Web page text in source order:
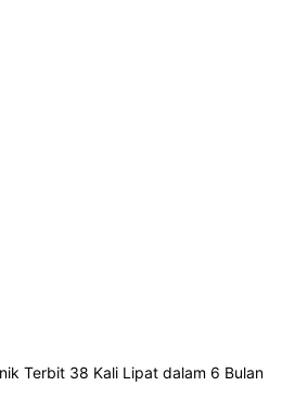
Terbit 38 Kali Lipat dalam 6 Bulan